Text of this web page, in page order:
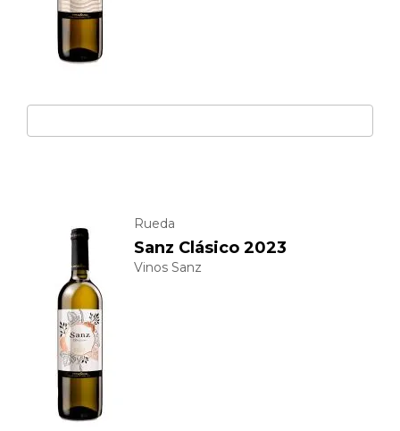
Rueda
Sanz Clásico 2023
Vinos Sanz